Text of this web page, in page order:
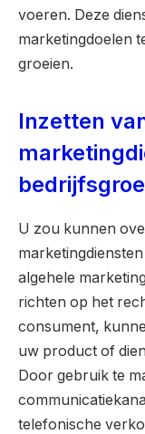
voeren. Deze
marketingdoelen
groeien.
Inzetten
U zou kunnen
algehele
richten op het
consument,
uw product of
Door gebruik te
telefonische